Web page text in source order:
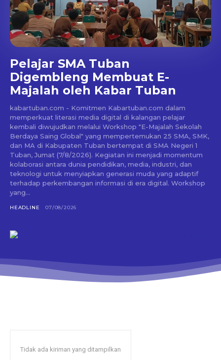
Pelajar SMA Tuban
Digembleng Membuat E-
Majalah oleh Kabar Tuban
kabartuban.com - Komitmen Kabartuban.com dalam
memperkuat literasi media digital di kalangan pelajar
kembali diwujudkan melalui Workshop "E-Majalah Sekolah
Berdaya Saing Global" yang mempertemukan 25 SMA, SMK,
dan MA di Kabupaten Tuban bertempat di SMA Negeri 1
Tuban, Jumat (7/8/2026). Kegiatan ini menjadi momentum
kolaborasi antara dunia pendidikan, media, industri, dan
teknologi untuk menyiapkan generasi muda yang adaptif
terhadap perkembangan informasi di era digital. Workshop
yang...
HEADLINE 07/08/2026
Tidak ada kiriman yang ditampilkan